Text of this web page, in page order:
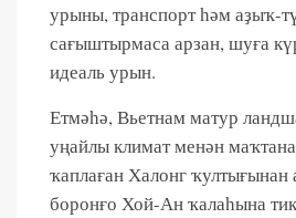
урыны, транспорт һәм аҙыҡ-
сағыштырмаса арзан, шуға
идеаль урын.
Етмәһә, Вьетнам матур
уңайлы климат менән
ҡаплаған Халонг
боронғо Хой-Ан ҡалаһына